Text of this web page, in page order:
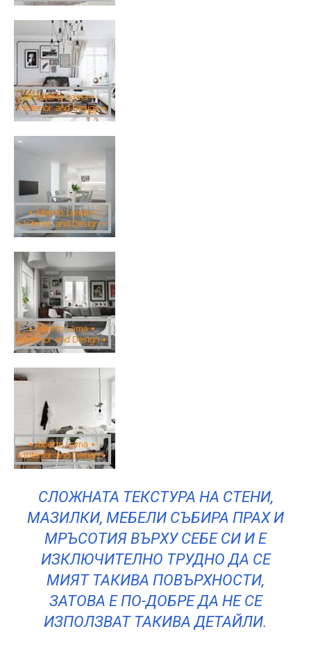
СЛОЖНАТА ТЕКСТУРА НА СТЕНИ,
МАЗИЛКИ, МЕБЕЛИ СЪБИРА ПРАХ И
МРЪСОТИЯ ВЪРХУ СЕБЕ СИ И Е
ИЗКЛЮЧИТЕЛНО ТРУДНО ДА СЕ
МИЯТ ТАКИВА ПОВЪРХНОСТИ,
ЗАТОВА Е ПО-ДОБРЕ ДА НЕ СЕ
ИЗПОЛЗВАТ ТАКИВА ДЕТАЙЛИ.